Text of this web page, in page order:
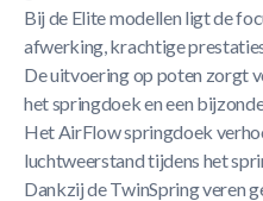
Bij de Elite modellen ligt de
afwerking, krachtige
De uitvoering op poten zorgt
het springdoek en een
Het AirFlow springdoek
luchtweerstand tijdens het
Dankzij de TwinSpring veren